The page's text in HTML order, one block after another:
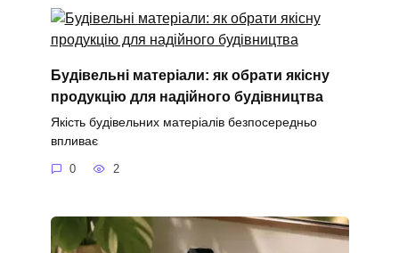
Будівельні матеріали: як обрати якісну
продукцію для надійного будівництва
Якість будівельних матеріалів безпосередньо
впливає
0 2